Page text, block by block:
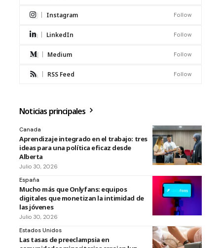
Instagram Follow
LinkedIn Follow
Medium Follow
RSS Feed Follow
Noticias principales
Canada
Aprendizaje integrado en el trabajo: tres
ideas para una política eficaz desde
Alberta
Julio 30, 2026
España
Mucho más que Onlyfans: equipos
digitales que monetizan la intimidad de
las jóvenes
Julio 30, 2026
Estados Unidos
Las tasas de preeclampsia en